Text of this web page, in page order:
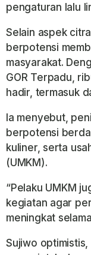
pengaturan lalu
Selain aspek
berpotensi
masyarakat.
GOR Terpadu,
hadir, termasuk
Ia menyebut,
berpotensi
kuliner, serta
(UMKM).
“Pelaku UMKM
kegiatan agar
meningkat
Sujiwo